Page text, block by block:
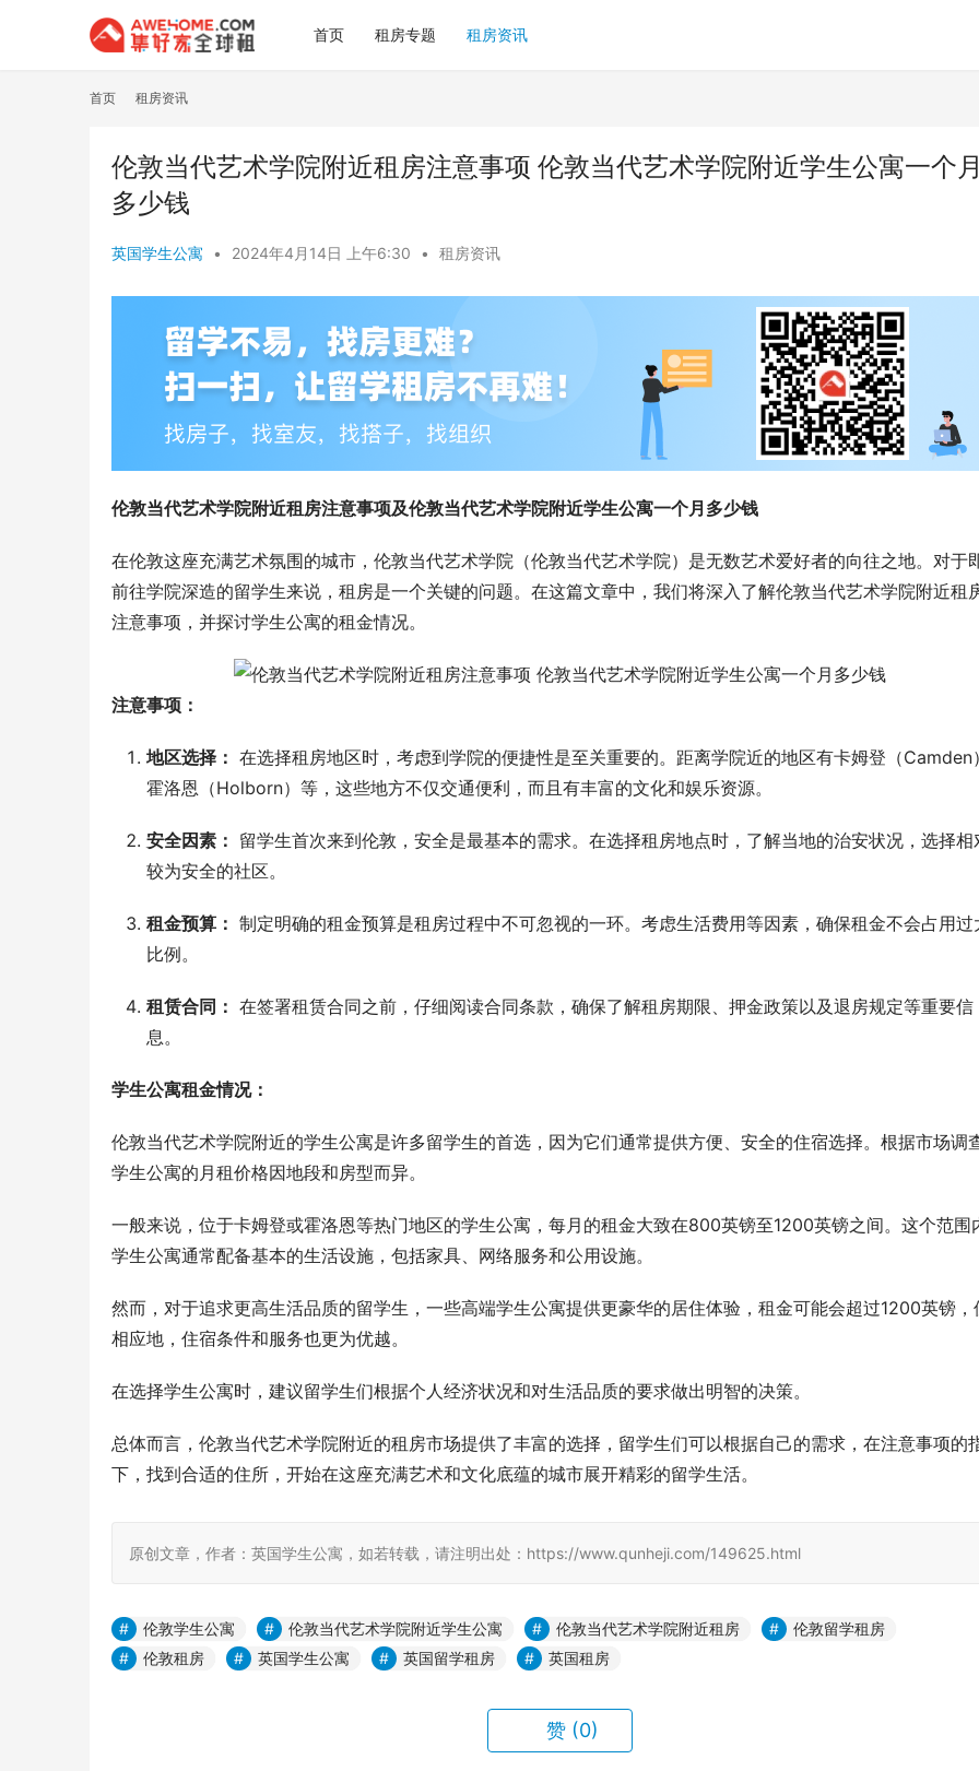
首页 租房专题 租房资讯
首页 租房资讯
伦敦当代艺术学院附近租房注意事项 伦敦当代艺术学院附近学生公寓一个月
多少钱
英国学生公寓 • 2024年4月14日 上午6:30 • 租房资讯
伦敦当代艺术学院附近租房注意事项及伦敦当代艺术学院附近学生公寓一个月多少钱
在伦敦这座充满艺术氛围的城市，伦敦当代艺术学院（伦敦当代艺术学院）是无数艺术爱好者的向往之地。对于
前往学院深造的留学生来说，租房是一个关键的问题。在这篇文章中，我们将深入了解伦敦当代艺术学院附近租
注意事项，并探讨学生公寓的租金情况。
注意事项：
地区选择： 在选择租房地区时，考虑到学院的便捷性是至关重要的。距离学院近的地区有卡姆登（Camden
霍洛恩（Holborn）等，这些地方不仅交通便利，而且有丰富的文化和娱乐资源。
安全因素： 留学生首次来到伦敦，安全是最基本的需求。在选择租房地点时，了解当地的治安状况，选择相
较为安全的社区。
租金预算： 制定明确的租金预算是租房过程中不可忽视的一环。考虑生活费用等因素，确保租金不会占用过
比例。
租赁合同： 在签署租赁合同之前，仔细阅读合同条款，确保了解租房期限、押金政策以及退房规定等重要信
息。
学生公寓租金情况：
伦敦当代艺术学院附近的学生公寓是许多留学生的首选，因为它们通常提供方便、安全的住宿选择。根据市场调
学生公寓的月租价格因地段和房型而异。
一般来说，位于卡姆登或霍洛恩等热门地区的学生公寓，每月的租金大致在800英镑至1200英镑之间。这个范围
学生公寓通常配备基本的生活设施，包括家具、网络服务和公用设施。
然而，对于追求更高生活品质的留学生，一些高端学生公寓提供更豪华的居住体验，租金可能会超过1200英镑，
相应地，住宿条件和服务也更为优越。
在选择学生公寓时，建议留学生们根据个人经济状况和对生活品质的要求做出明智的决策。
总体而言，伦敦当代艺术学院附近的租房市场提供了丰富的选择，留学生们可以根据自己的需求，在注意事项的
下，找到合适的住所，开始在这座充满艺术和文化底蕴的城市展开精彩的留学生活。
原创文章，作者：英国学生公寓，如若转载，请注明出处：https://www.qunheji.com/149625.html
伦敦学生公寓 伦敦当代艺术学院附近学生公寓 伦敦当代艺术学院附近租房
伦敦留学租房
伦敦租房
英国学生公寓 英国留学租房 英国租房
赞 (0)